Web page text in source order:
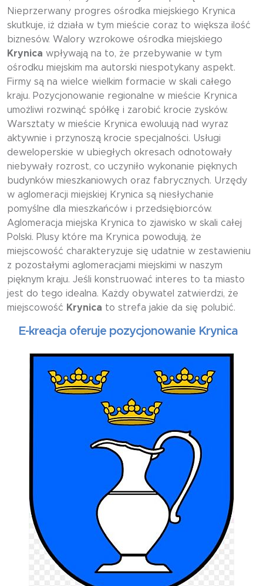
Nieprzerwany progres ośrodka miejskiego Krynica
skutkuje, iż działa w tym mieście coraz to większa ilość
biznesów. Walory wzrokowe ośrodka miejskiego
Krynica wpływają na to, że przebywanie w tym
ośrodku miejskim ma autorski niespotykany aspekt.
Firmy są na wielce wielkim formacie w skali całego
kraju. Pozycjonowanie regionalne w mieście Krynica
umożliwi rozwinąć spółkę i zarobić krocie zysków.
Warsztaty w mieście Krynica ewoluują nad wyraz
aktywnie i przynoszą krocie specjalności. Usługi
deweloperskie w ubiegłych okresach odnotowały
niebywały rozrost, co uczyniło wykonanie pięknych
budynków mieszkaniowych oraz fabrycznych. Urzędy
w aglomeracji miejskiej Krynica są niesłychanie
pomyślne dla mieszkańców i przedsiębiorców.
Aglomeracja miejska Krynica to zjawisko w skali całej
Polski. Plusy które ma Krynica powodują, że
miejscowość charakteryzuje się udatnie w zestawieniu
z pozostałymi aglomeracjami miejskimi w naszym
pięknym kraju. Jeśli konstruować interes to ta miasto
jest do tego idealna. Każdy obywatel zatwierdzi, że
miejscowość Krynica to strefa jakie da się polubić.
kreacja oferuje pozycjonowanie Krynica